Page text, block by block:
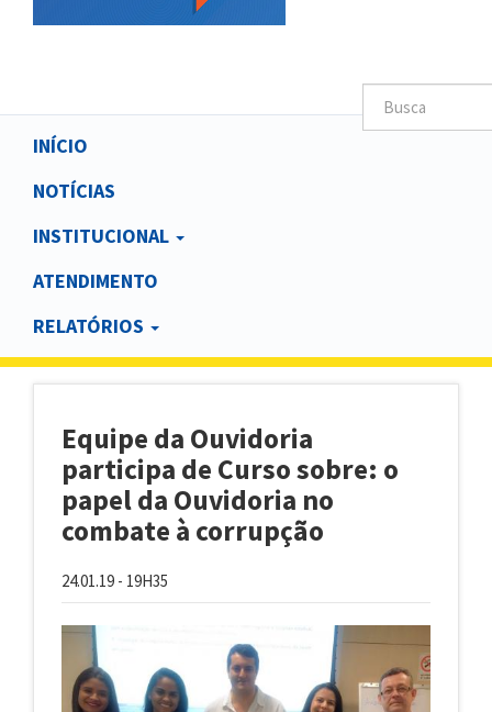
Main
navigation
INÍCIO
NOTÍCIAS
INSTITUCIONAL
ATENDIMENTO
RELATÓRIOS
Equipe da Ouvidoria
participa de Curso sobre: o
papel da Ouvidoria no
combate à corrupção
24.01.19 - 19H35